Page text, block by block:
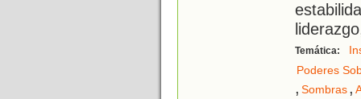
Temática:
Poderes
, Sombras,